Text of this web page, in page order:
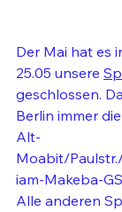
Der Mai hat es
25.05 unsere
geschlossen.
Berlin immer
Alt-
Moabit/
iam-Makeba-
Alle anderen